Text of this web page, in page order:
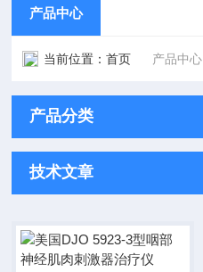
产品中心
当前位置：首页 产品中心
产品分类
技术文章